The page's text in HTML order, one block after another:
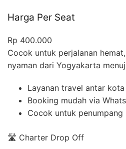
Harga Per Seat
Rp 400.000
Cocok untuk perjalanan
nyaman dari Yogyakarta
Layanan travel antar kota
Booking mudah via
Cocok untuk penumpang
🛣️ Charter Drop Off